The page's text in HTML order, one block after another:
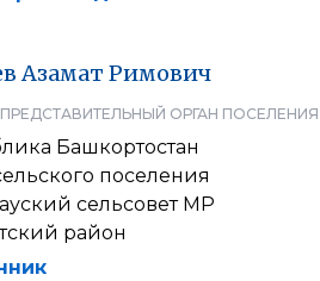
Азамат Римович
ПРЕДСТАВИТЕЛЬНЫЙ ОРГАН ПОСЕЛЕНИЯ
Башкортостан
поселения
сельсовет МР
район